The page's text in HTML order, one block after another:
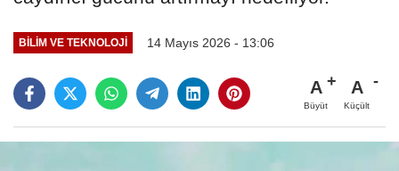
BILIM VE TEKNOLOJI 14 Mayıs 2026 - 13:06
A
Büyüt
A
Küçült